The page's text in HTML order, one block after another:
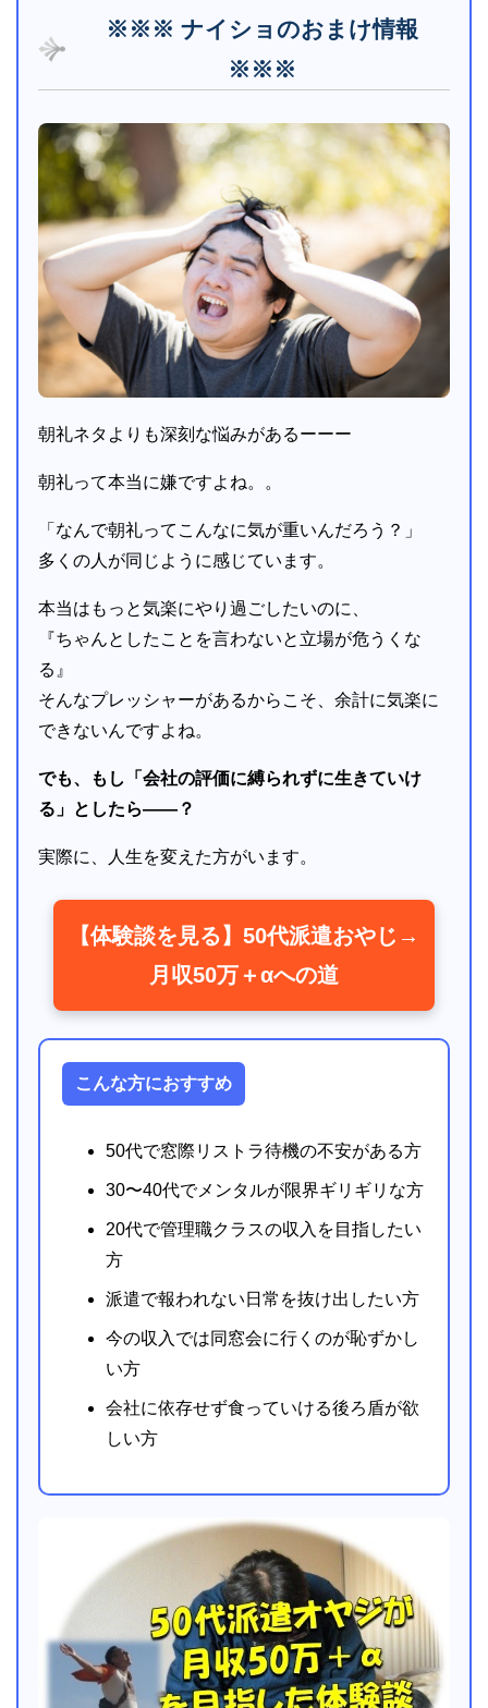
※※※ ナイショのおまけ情報
※※※
朝礼ネタよりも深刻な悩みがあるーーー
朝礼って本当に嫌ですよね。。
「なんで朝礼ってこんなに気が重いんだろう？」
多くの人が同じように感じています。
本当はもっと気楽にやり過ごしたいのに、
『ちゃんとしたことを言わないと立場が危うくな
る』
そんなプレッシャーがあるからこそ、余計に気楽に
できないんですよね。
でも、もし「会社の評価に縛られずに生きていけ
る」としたら――？
実際に、人生を変えた方がいます。
【体験談を見る】50代派遣おやじ→
月収50万＋αへの道
こんな方におすすめ
50代で窓際リストラ待機の不安がある方
30〜40代でメンタルが限界ギリギリな方
20代で管理職クラスの収入を目指したい
方
派遣で報われない日常を抜け出したい方
今の収入では同窓会に行くのが恥ずかし
い方
会社に依存せず食っていける後ろ盾が欲
しい方